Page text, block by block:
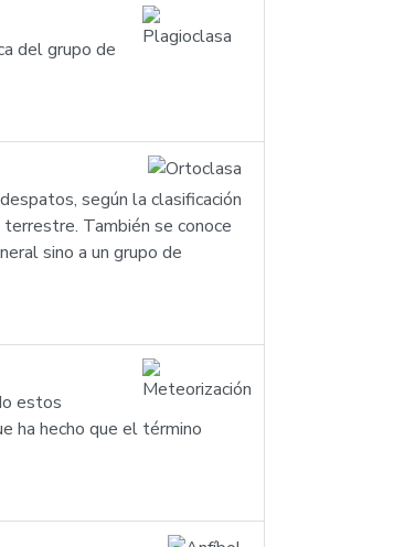
del grupo de
según la clasificación
También se conoce
sino a un grupo de
estos
ha hecho que el término